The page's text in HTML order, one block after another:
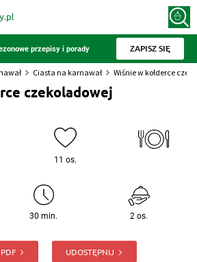
przepisy i porady ZAPISZ SIĘ
Ciasta na karnawał Wiśnie w kołderce
czekoladowej
11 os.
30 min. 2 os.
UDOSTĘPNIJ